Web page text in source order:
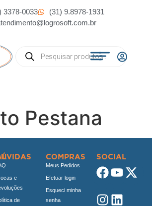
3378-0033
(31) 9.8978-1931
Pestana
e
de
COMPRAS
Meus Pedidos
Efetuar login
Esqueci minha
senha
SOCIAL